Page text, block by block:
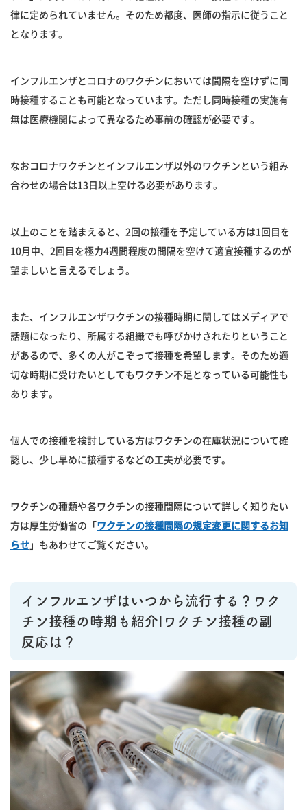
律に定められていません。そのため都度、医師の指示に従うこと
となります。
インフルエンザとコロナのワクチンにおいては間隔を空けずに同
時接種することも可能となっています。ただし同時接種の実施有
無は医療機関によって異なるため事前の確認が必要です。
なおコロナワクチンとインフルエンザ以外のワクチンという組み
合わせの場合は13日以上空ける必要があります。
以上のことを踏まえると、2回の接種を予定している方は1回目を
10月中、2回目を極力4週間程度の間隔を空けて適宜接種するのが
望ましいと言えるでしょう。
また、インフルエンザワクチンの接種時期に関してはメディアで
話題になったり、所属する組織でも呼びかけされたりということ
があるので、多くの人がこぞって接種を希望します。そのため適
切な時期に受けたいとしてもワクチン不足となっている可能性も
あります。
個人での接種を検討している方はワクチンの在庫状況について確
認し、少し早めに接種するなどの工夫が必要です。
ワクチンの種類や各ワクチンの接種間隔について詳しく知りたい
方は厚生労働省の「 ワクチンの接種間隔の規定変更に関するお知
らせ 」もあわせてご覧ください。
インフルエンザはいつから流行する？ワク
チン接種の時期も紹介|ワクチン接種の副
反応は？